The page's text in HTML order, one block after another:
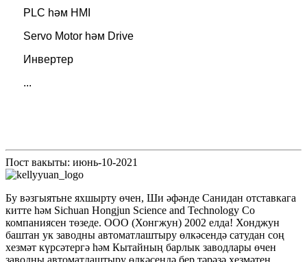
PLC һәм HMI
Servo Motor һәм Drive
Инвертер
...
Пост вакыты: июнь-10-2021
Бу вәзгыятьне яхшырту өчен, Ши әфәнде Санидан отставкага
китте һәм Sichuan Hongjun Science and Technology Co
компаниясен төзеде. ООО (Хонгжун) 2002 елда! Хонджун
баштан ук заводны автоматлаштыру өлкәсендә сатудан соң
хезмәт күрсәтергә һәм Кытайның барлык заводлары өчен
заводны автоматлаштыру өлкәсендә бер тәрәзә хезмәтен